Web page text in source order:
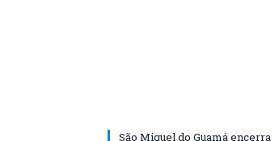
São Miguel do Guamá encerra